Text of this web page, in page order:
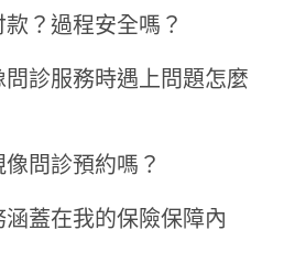
？過程安全嗎？
診服務時遇上問題怎麼
問診預約嗎？
蓋在我的保險保障內